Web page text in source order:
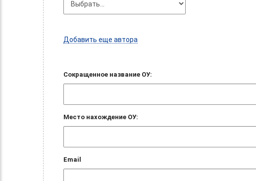
Добавить еще автора
Сокращенное название ОУ:
Место нахождение ОУ:
Email